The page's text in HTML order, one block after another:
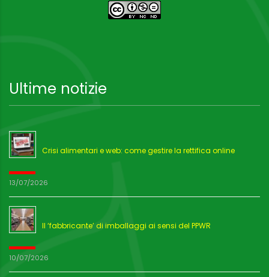
Ultime notizie
Crisi alimentari e web: come gestire la rettifica online
13/07/2026
Il ‘fabbricante’ di imballaggi ai sensi del PPWR
10/07/2026